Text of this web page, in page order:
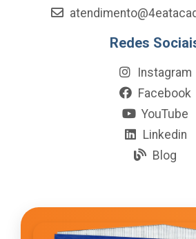
Redes
Instagram
Facebook
YouTube
Linkedin
Blog